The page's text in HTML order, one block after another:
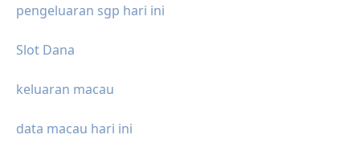
pengeluaran sgp hari ini
Slot Dana
keluaran macau
data macau hari ini